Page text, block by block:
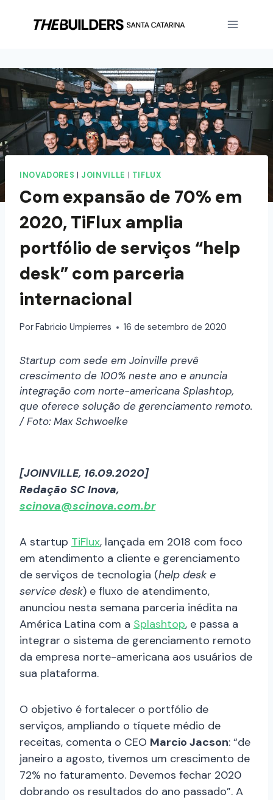
INOVADORES | JOINVILLE | TIFLUX
Com expansão de 70% em
2020, TiFlux amplia
portfólio de serviços “help
desk” com parceria
internacional
PorFabricio Umpierres 16 de setembro de 2020
Startup com sede em Joinville prevê
crescimento de 100% neste ano e anuncia
integração com norte-americana Splashtop,
que oferece solução de gerenciamento remoto.
/ Foto: Max Schwoelke
[JOINVILLE, 16.09.2020]
Redação SC Inova,
scinova@scinova.com.br
A startup TiFlux, lançada em 2018 com foco
em atendimento a cliente e gerenciamento
de serviços de tecnologia (help desk e
service desk) e fluxo de atendimento,
anunciou nesta semana parceria inédita na
América Latina com a Splashtop, e passa a
integrar o sistema de gerenciamento remoto
da empresa norte-americana aos usuários de
sua plataforma.
O objetivo é fortalecer o portfólio de
serviços, ampliando o tíquete médio de
receitas, comenta o CEO Marcio Jacson: “de
janeiro a agosto, tivemos um crescimento de
72% no faturamento. Devemos fechar 2020
dobrando os resultados do ano passado”. A